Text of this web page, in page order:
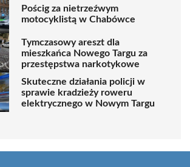
Pościg za nietrzeźwym
motocyklistą w Chabówce
Tymczasowy areszt dla
mieszkańca Nowego Targu za
przestępstwa narkotykowe
Skuteczne działania policji w
sprawie kradzieży roweru
elektrycznego w Nowym Targu